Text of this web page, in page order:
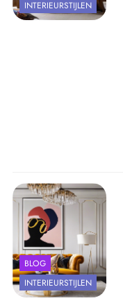
INTERIEURSTIJLEN
BLOG
INTERIEURSTIJLEN